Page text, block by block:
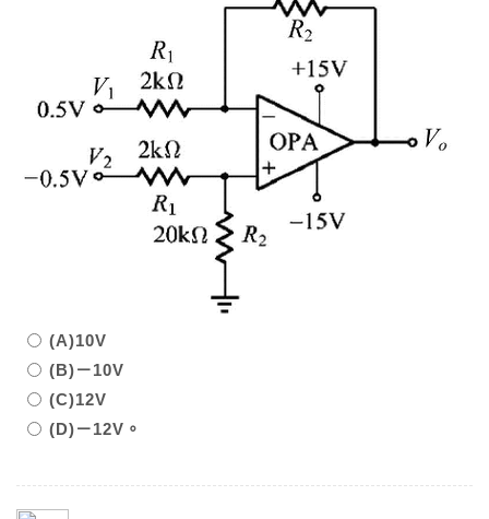
(A)10V
(B)－10V
(C)12V
(D)－12V。